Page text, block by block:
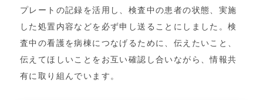
プレートの記録を活用し、検査中の患者の状態、実施
した処置内容などを必ず申し送ることにしました。検
査中の看護を病棟につなげるために、伝えたいこと、
伝えてほしいことをお互い確認し合いながら、情報共
有に取り組んでいます。